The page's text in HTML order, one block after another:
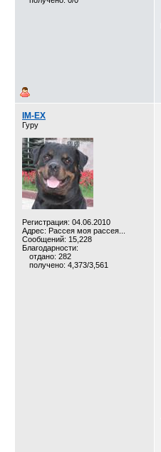
IM-EX
Гуру
Регистрация: 04.06.2010
Адрес: Рассея моя рассея...
Сообщений: 15,228
Благодарности:
отдано: 282
получено: 4,373/3,561